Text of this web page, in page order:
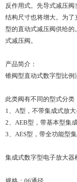
反作用式。先导式减压
结构尺寸也将增大。为
型的直动式减压阀供给
式减压阀。
产品简介：
锥阀型直动式数字型比
此类阀有不同的型式分类
1、A型，不带集成式放
2、AEB型，带基本型集
3、AES型，带全功能型
集成式数字型电子放大